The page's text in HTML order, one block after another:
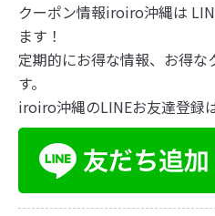
クーポン情報iroiro沖縄は
ます！
定期的にお得な情報、お得
す。
iroiro沖縄のLINEお友達登録